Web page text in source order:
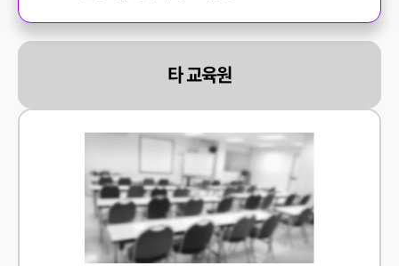
타 교육원
다문화 학생 한국어 교육 수요 늘어.. "지원 강화"
2025.04.03 전북MBC